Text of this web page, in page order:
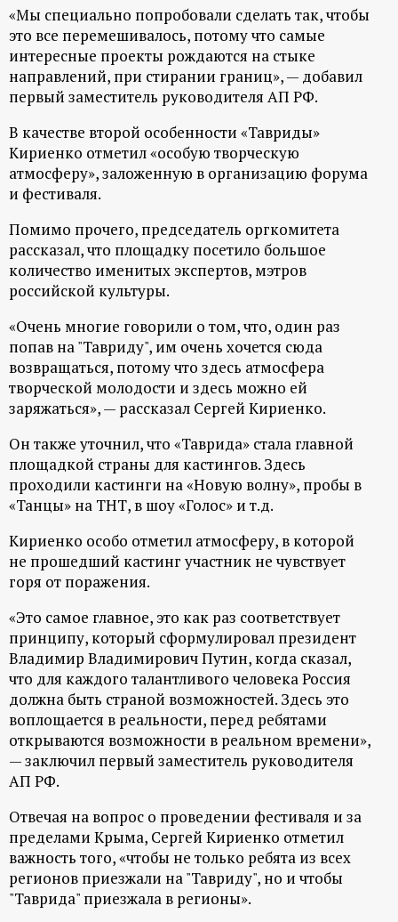
о
р
т
а
л
«Мы специально попробовали сделать так, чтобы
это все перемешивалось, потому что самые
интересные проекты рождаются на стыке
направлений, при стирании границ», — добавил
первый заместитель руководителя АП РФ.
В качестве второй особенности «Тавриды»
Кириенко отметил «особую творческую
атмосферу», заложенную в организацию форума
и фестиваля.
Помимо прочего, председатель оргкомитета
рассказал, что площадку посетило большое
количество именитых экспертов, мэтров
российской культуры.
«Очень многие говорили о том, что, один раз
попав на "Тавриду", им очень хочется сюда
возвращаться, потому что здесь атмосфера
творческой молодости и здесь можно ей
заряжаться», — рассказал Сергей Кириенко.
Он также уточнил, что «Таврида» стала главной
площадкой страны для кастингов. Здесь
проходили кастинги на «Новую волну», пробы в
«Танцы» на ТНТ, в шоу «Голос» и т.д.
Кириенко особо отметил атмосферу, в которой
не прошедший кастинг участник не чувствует
горя от поражения.
«Это самое главное, это как раз соответствует
принципу, который сформулировал президент
Владимир Владимирович Путин, когда сказал,
что для каждого талантливого человека Россия
должна быть страной возможностей. Здесь это
воплощается в реальности, перед ребятами
открываются возможности в реальном времени»,
— заключил первый заместитель руководителя
АП РФ.
Отвечая на вопрос о проведении фестиваля и за
пределами Крыма, Сергей Кириенко отметил
важность того, «чтобы не только ребята из всех
регионов приезжали на "Тавриду", но и чтобы
"Таврида" приезжала в регионы».